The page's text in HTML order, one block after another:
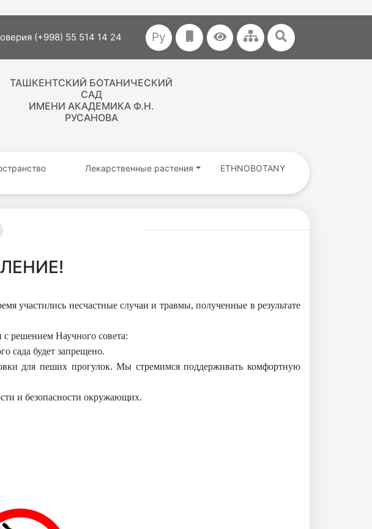
(+998) 55 514 14 24 Ру
ТАШКЕНТСКИЙ БОТАНИЧЕСКИЙ
САД
ИМЕНИ АКАДЕМИКА Ф.Н.
РУСАНОВА
Лекарственные растения ETHNOBOTANY
участились несчастные случаи и травмы, полученные в результате
решением Научного совета:
сада будет запрещено.
для пеших прогулок. Мы стремимся поддерживать комфортную
и безопасности окружающих.